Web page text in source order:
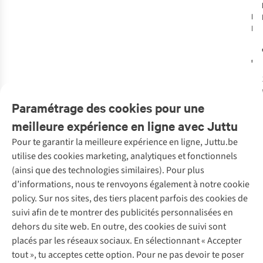
Paramétrage des cookies pour une
meilleure expérience en ligne avec Juttu
Pour te garantir la meilleure expérience en ligne, Juttu.be
utilise des cookies marketing, analytiques et fonctionnels
(ainsi que des technologies similaires). Pour plus
d’informations, nous te renvoyons également à notre cookie
policy. Sur nos sites, des tiers placent parfois des cookies de
suivi afin de te montrer des publicités personnalisées en
dehors du site web. En outre, des cookies de suivi sont
placés par les réseaux sociaux. En sélectionnant « Accepter
tout », tu acceptes cette option. Pour ne pas devoir te poser
Service client
Questions fréquentes
Commander
Payer
10 % réduction étudiants
Klarna : post-paiement
Livraison
Nos services
Vintage - ReJUsed
Atelier de couture
Personal shopping
Boîte à vêtements
Juttu
Qui sommes-nous ?
Juttu Friends